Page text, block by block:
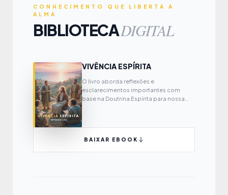
CONHECIMENTO QUE LIBERTA A
ALMA
BIBLIOTECADIGITAL
VIVÊNCIA ESPÍRITA
O livro aborda reflexões e
esclarecimentos importantes com
base na Doutrina Espírita para nossa
BAIXAR EBOOK